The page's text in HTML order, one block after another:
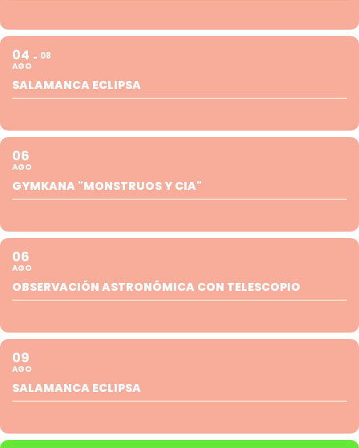
04
AGO
08
SALAMANCA ECLIPSA
06
AGO
GYMKANA "MONSTRUOS Y CIA"
06
AGO
OBSERVACIÓN ASTRONÓMICA CON TELESCOPIO
09
AGO
SALAMANCA ECLIPSA